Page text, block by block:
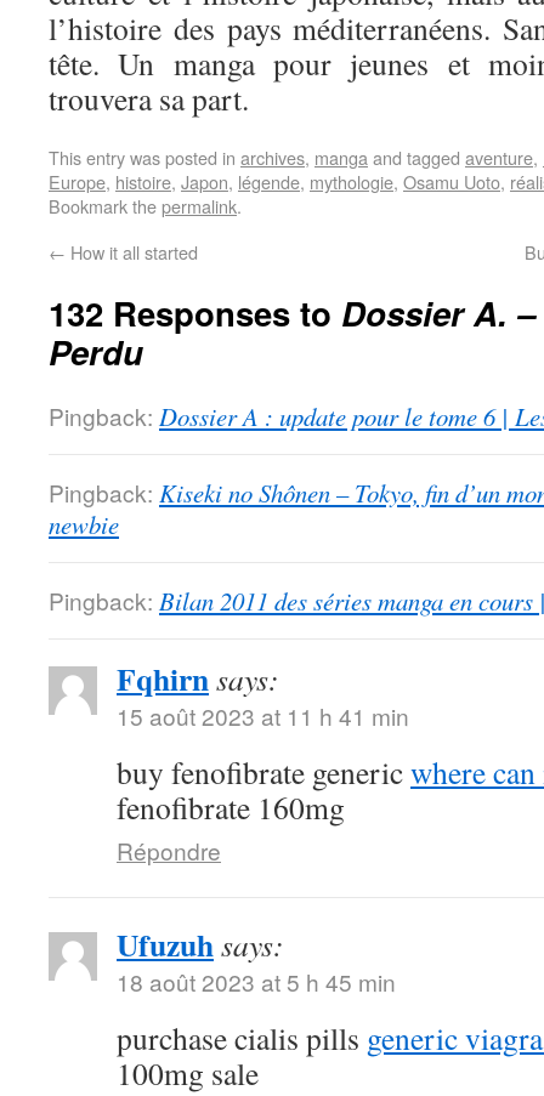
l’histoire des pays méditerranéens.
tête. Un manga pour jeunes et
trouvera sa part.
This entry was posted in archives, manga and tagged aventure,
Europe, histoire, Japon, légende, mythologie, Osamu Uoto,
Bookmark thepermalink.
← How it all started
132 Responses to Dossier A.
Perdu
Pingback: Dossier A : update pour le tome 6 |
Pingback: Kiseki no Shônen – Tokyo, fin d’un
newbie
Pingback: Bilan 2011 des séries manga en
Fqhirnsays:
15 août 2023 at 11 h 41 min
buy fenofibrate genericwhere
fenofibrate 160mg
Répondre
Ufuzuhsays:
18 août 2023 at 5 h 45 min
purchase cialis pills generic
100mg sale